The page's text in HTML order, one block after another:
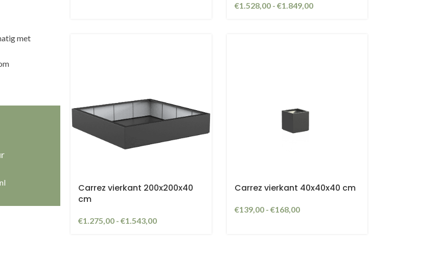
met
€1.528,00 - €1.849,00
Carrez vierkant 200x200x40
cm
€1.275,00 - €1.543,00
Carrez vierkant 40x40x40 cm
€139,00 - €168,00